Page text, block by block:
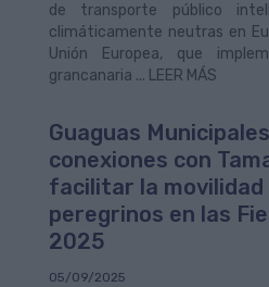
de transporte público
climáticamente neutras en
Unión Europea, que
grancanaria ... LEER MÁS
Guaguas
conexiones con
facilitar la movilidad
peregrinos en las
2025
05/09/2025